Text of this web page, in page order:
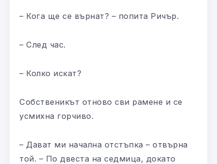
– Кога ще се върнат? – попита Ричър.
– След час.
– Колко искат?
Собственикът отново сви рамене и се
усмихна горчиво.
– Дават ми начална отстъпка – отвърна
той. – По двеста на седмица, докато